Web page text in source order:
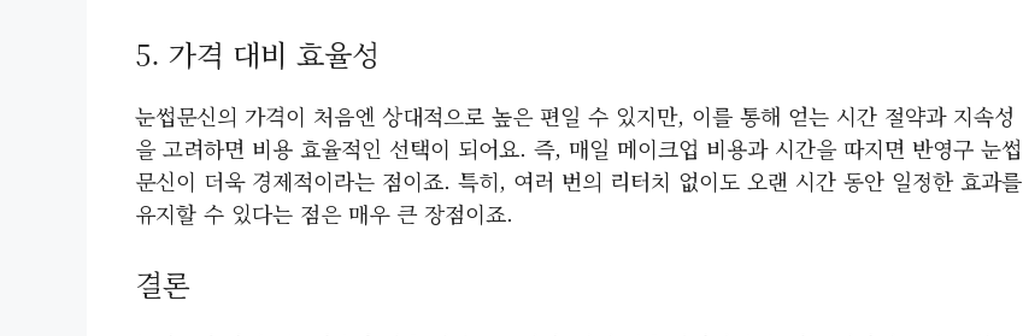
5. 가격 대비 효율성
눈썹문신의 가격이 처음엔 상대적으로 높은 편일 수 있지만, 이를 통해 얻는 시간 절약과 지속성
을 고려하면 비용 효율적인 선택이 되어요. 즉, 매일 메이크업 비용과 시간을 따지면 반영구 눈썹
문신이 더욱 경제적이라는 점이죠. 특히, 여러 번의 리터치 없이도 오랜 시간 동안 일정한 효과를
유지할 수 있다는 점은 매우 큰 장점이죠.
결론